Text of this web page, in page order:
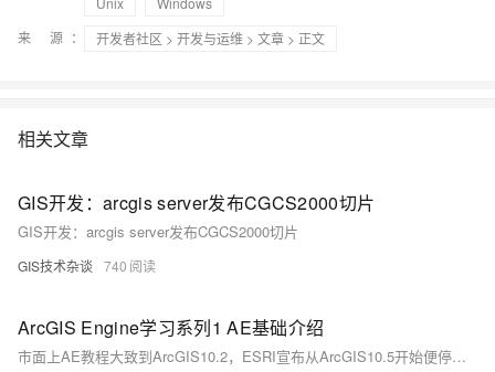
来 源：
开发者社区 > 开发与运维 > 文章 > 正文
相关文章
GIS开发：arcgis server发布CGCS2000切片
GIS开发：arcgis server发布CGCS2000切片
GIS技术杂谈 740
ArcGIS Engine学习系列1 AE基础介绍
市面上AE教程大致到ArcGIS10.2，ESRI宣布从ArcGIS10.5开始便停止AE的更新，使用AO做开发，初学者可以在学习C#语言后，从AE入门，逐渐过度到AO。不同版本下AE数据类型数量Enums：枚举类型，用于实现一些定义的内容Structs：结构体Interfaces：接口Classes：类AE开发中，为了更好地管理COM对象，ESRI将这些COM对象放到不同的组件库中。